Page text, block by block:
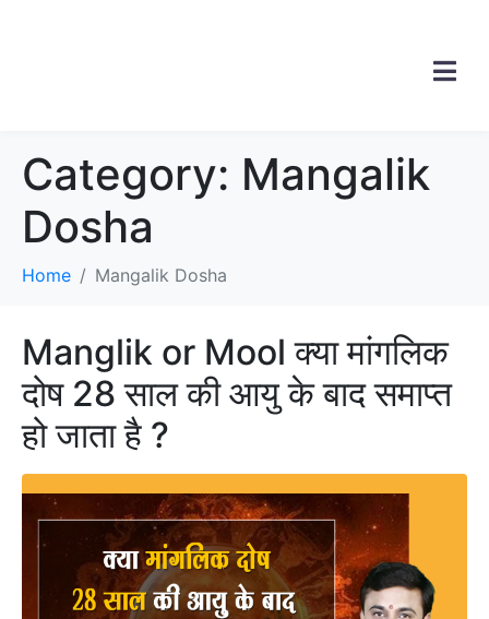
Category: Mangalik
Dosha
Home Mangalik Dosha
Manglik or Mool क्या मांगलिक
दोष 28 साल की आयु के बाद समाप्त
हो जाता है ?